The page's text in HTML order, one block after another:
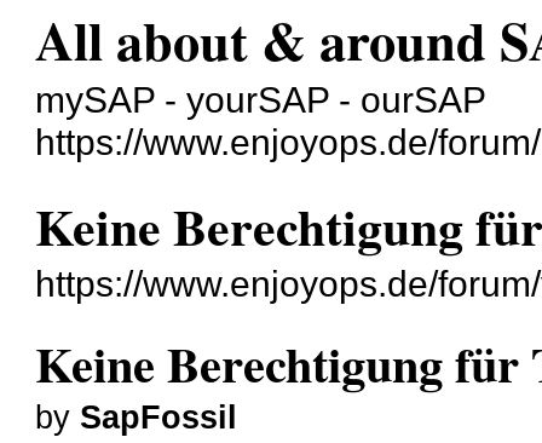
All about & around
mySAP - yourSAP - ourSAP
https://www.enjoyops.de/forum/
Keine Berechtigung
https://www.enjoyops.de/
Keine Berechtigung für
by SapFossil